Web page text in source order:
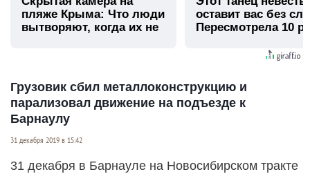
пляже Крыма: Что люди
вытворяют, когда их не
оставит вас без
Пересмотрела 10
Грузовик сбил металлоконструкцию и
парализовал движение на подъезде к
Барнаулу
31 декабря 2019 в 15:42
31 декабря в Барнауле на Новосибирском тракте